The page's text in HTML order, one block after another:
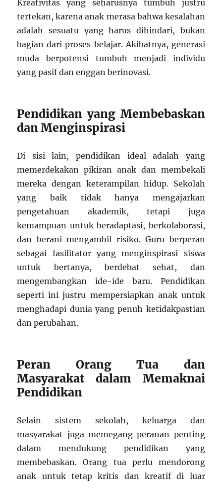
Kreativitas yang seharusnya tumbuh justru
tertekan, karena anak merasa bahwa kesalahan
adalah sesuatu yang harus dihindari, bukan
bagian dari proses belajar. Akibatnya, generasi
muda berpotensi tumbuh menjadi individu
yang pasif dan enggan berinovasi.
Pendidikan yang Membebaskan
dan Menginspirasi
Di sisi lain, pendidikan ideal adalah yang
memerdekakan pikiran anak dan membekali
mereka dengan keterampilan hidup. Sekolah
yang baik tidak hanya mengajarkan
pengetahuan akademik, tetapi juga
kemampuan untuk beradaptasi, berkolaborasi,
dan berani mengambil risiko. Guru berperan
sebagai fasilitator yang menginspirasi siswa
untuk bertanya, berdebat sehat, dan
mengembangkan ide-ide baru. Pendidikan
seperti ini justru mempersiapkan anak untuk
menghadapi dunia yang penuh ketidakpastian
dan perubahan.
Peran Orang Tua dan
Masyarakat dalam Memaknai
Pendidikan
Selain sistem sekolah, keluarga dan
masyarakat juga memegang peranan penting
dalam mendukung pendidikan yang
membebaskan. Orang tua perlu mendorong
anak untuk tetap kritis dan kreatif di luar